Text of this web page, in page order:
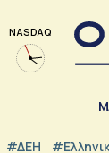
NASDAQ
#ΔΕΗ